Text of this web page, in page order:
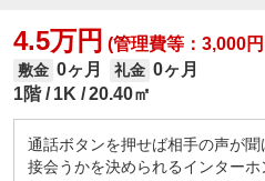
4.5万円 (管理費等：3,000
敷金 0ヶ月 礼金 0ヶ月
1階
1K 20.40㎡
通話ボタンを押せば相手の声が
接会うかを決められるインター